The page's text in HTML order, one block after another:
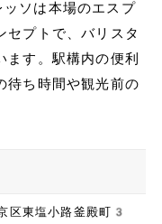
ソは本場のエスプ
セプトで、バリスタ
ます。駅構内の便利
待ち時間や観光前の
区東塩小路釜殿町3